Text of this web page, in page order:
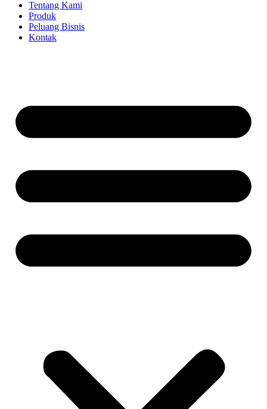
Tentang Kami
Produk
Peluang Bisnis
Kontak